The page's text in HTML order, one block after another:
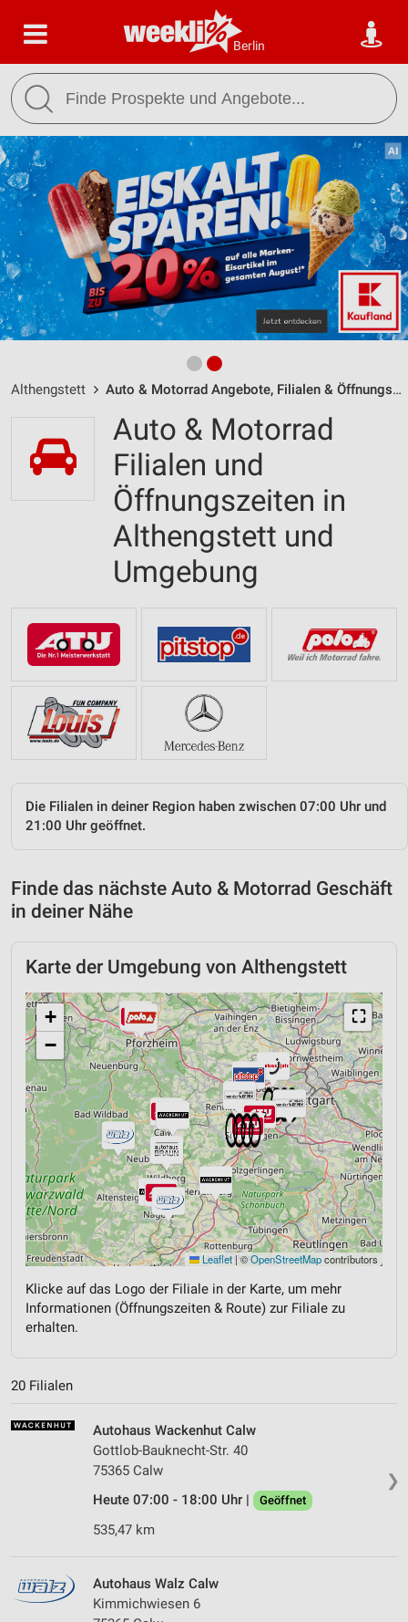
Berlin
Althengstett Auto & Motorrad Angebote, Filialen & Öffnungszeiten
Auto & Motorrad
Filialen und
Öffnungszeiten in
Althengstett und
Umgebung
Die Filialen in deiner Region haben zwischen 07:00 Uhr und
21:00 Uhr geöffnet.
Finde das nächste Auto & Motorrad Geschäft
in deiner Nähe
Karte der Umgebung von Althengstett
⛶
+
−
Leaflet|©OpenStreetMapcontributors
Klicke auf das Logo der Filiale in der Karte, um mehr
Informationen (Öffnungszeiten & Route) zur Filiale zu
erhalten.
20 Filialen
❯
Autohaus Wackenhut Calw
Gottlob-Bauknecht-Str. 40
75365 Calw
Heute 07:00 - 18:00 Uhr |
Geöffnet
535,47 km
Autohaus Walz Calw
Kimmichwiesen 6